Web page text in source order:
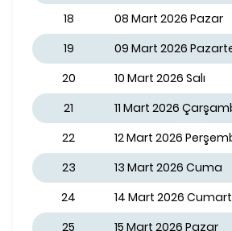
18
08 Mart 2026 Pazar
19
09 Mart 2026
20
10 Mart 2026 Salı
21
11 Mart 2026
22
12 Mart 2026
23
13 Mart 2026 Cuma
24
14 Mart 2026
25
15 Mart 2026 Pazar